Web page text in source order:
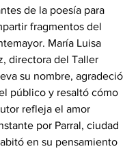
de la poesía para
fragmentos del
María Luisa
directora del Taller
su nombre, agradeció
público y resaltó cómo
refleja el amor
por Parral, ciudad
en su pensamiento